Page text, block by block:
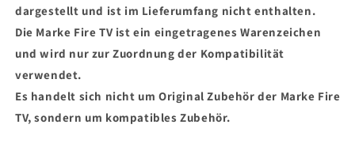
dargestellt und ist im Lieferumfang nicht enthalten.
Die Marke Fire TV ist ein eingetragenes Warenzeichen
und wird nur zur Zuordnung der Kompatibilität
verwendet.
Es handelt sich nicht um Original Zubehör der Marke Fire
TV, sondern um kompatibles Zubehör.